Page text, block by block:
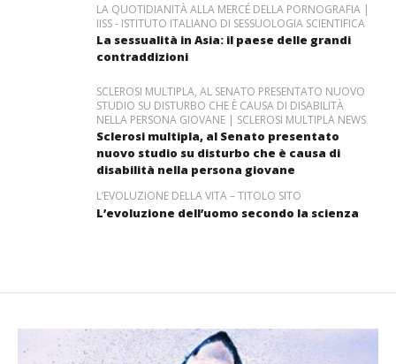
LA QUOTIDIANITÀ ALLA MERCÉ DELLA PORNOGRAFIA |
IISS - ISTITUTO ITALIANO DI SESSUOLOGIA SCIENTIFICA
La sessualità in Asia: il paese delle grandi
contraddizioni
SCLEROSI MULTIPLA, AL SENATO PRESENTATO NUOVO
STUDIO SU DISTURBO CHE È CAUSA DI DISABILITÀ
NELLA PERSONA GIOVANE | SCLEROSI MULTIPLA NEWS
Sclerosi multipla, al Senato presentato
nuovo studio su disturbo che è causa di
disabilità nella persona giovane
L’EVOLUZIONE DELLA VITA – TITOLO SITO
L’evoluzione dell’uomo secondo la scienza